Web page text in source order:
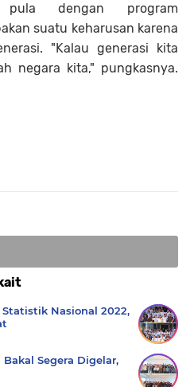
pula dengan program
suatu keharusan karena
"Kalau generasi kita
negara kita," pungkasnya.
Nasional 2022,
Segera Digelar,